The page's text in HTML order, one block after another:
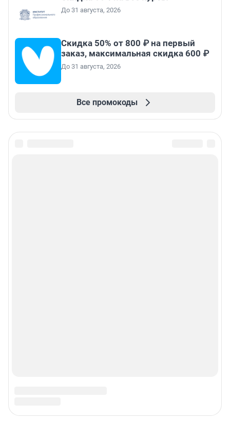
До 31 августа, 2026
Скидка 50% от 800 ₽ на первый
заказ, максимальная скидка 600 ₽
До 31 августа, 2026
Все промокоды